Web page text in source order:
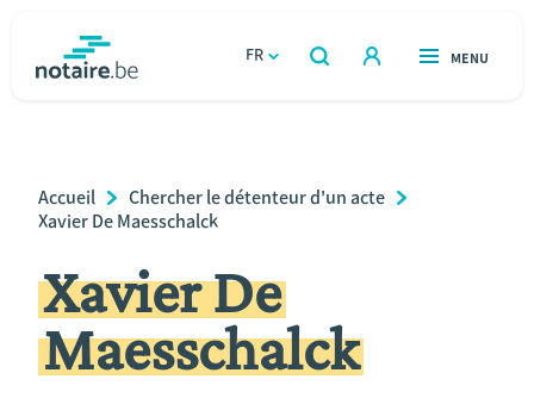
FR
OUVERT
RECHERCHER
OUVERT
MENU
Relations et vivre ensemble
Héritage et donations
Entreprendre
Breadcrumb
Accueil
Chercher le détenteur d'un acte
Xavier De Maesschalck
Xavier De
Maesschalck